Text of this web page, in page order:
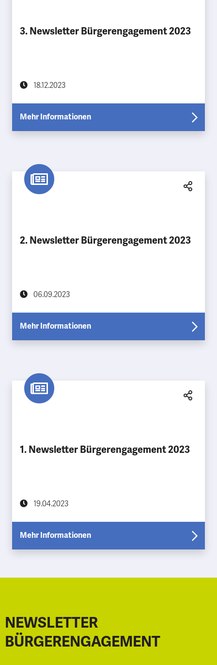
3. Newsletter Bürgerengagement 2023
18.12.2023
Mehr Informationen
2. Newsletter Bürgerengagement 2023
06.09.2023
Mehr Informationen
1. Newsletter Bürgerengagement 2023
19.04.2023
Mehr Informationen
NEWSLETTER
BÜRGERENGAGEMENT